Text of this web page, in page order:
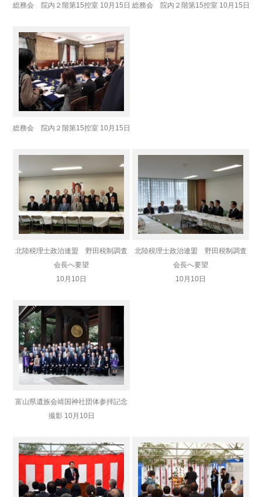
総務会 院内２階第15控室 10月15日 総務会 院内２階第15控室 10月15日
総務会 院内２階第15控室 10月15日
北陸税理士政治連盟 野田税制調査
会長へ要望
10月10日
北陸税理士政治連盟 野田税制調査
会長へ要望
10月10日
富山県遺族会靖国神社団体参拝記念
撮影 10月10日